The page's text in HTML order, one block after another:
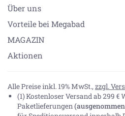
Über uns
Vorteile bei Megabad
MAGAZIN
Aktionen
Alle Preise inkl. 19% MwSt., zzgl.
(1) Kostenloser Versand ab 299
Paketlieferungen